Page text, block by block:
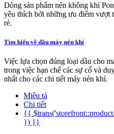
Dòng sản phẩm nén không khí
yêu thích bởi những ưu điểm vượt
rẻ.
Tìm hiểu về dầu máy nén khí
Việc lựa chọn đúng loại dầu cho
trong việc hạn chế các sự cố và
nhất cho các chi tiết máy nén khí.
Miêu tả
Chi tiết
{{
}) }}